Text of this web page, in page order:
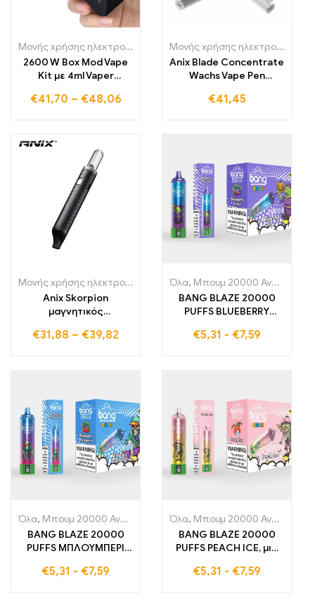
Μονής χρήσης ηλεκτρονικά τσιγάρα Πολωνία ,Μονής χρήσης
2600 W Box Mod Vape
Kit με 4ml Vaper
Vaporizer, τεράστιοι
για διακοπή
καπνίσματος
€41,70 – €48,06
Μονής χρήσης ηλεκτρονικά τσιγάρα Πολωνία
Anix Blade Concentrate
Wachs Vape Pen
€41,45
Μονής χρήσης ηλεκτρονικά τσιγάρα Πολωνία ,Μονής χρήσης
Anix Skorpion
μαγνητικός
Vape Pen Kit
€31,88 – €39,82
Όλα, Μπουμ 20000 Αναπνοές
BANG BLAZE 20000
PUFFS BLUEBERRY
ηλεκτρονικό τσιγάρο
€5,31 - €7,59
Όλα, Μπουμ 20000 Αναπνοές
Μονής χρήσης ηλεκτρονικά
BANG BLAZE 20000
PUFFS ΜΠΛΟΥΜΠΕΡΙ
ηλεκτρονικό τσιγάρο
€5,31 - €7,59
Όλα, Μπουμ 20000 Αναπνοές
BANG BLAZE 20000
PUFFS PEACH ICE, μια
ηλεκτρονικό τσιγάρο
€5,31 - €7,59